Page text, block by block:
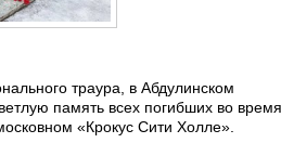
траура, в Абдулинском
память всех погибших во время
«Крокус Сити Холле».